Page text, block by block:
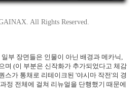
All Rights Reserved.
부 장면들은 인물이 아닌 배경과 메카닉,
며 (이 부분은 신작화가 추가되었다고 체감
스가 통채로 리테이크된 '야시마 작전'의 경
정 전체에 걸쳐 리뉴얼을 단행했기 때문에